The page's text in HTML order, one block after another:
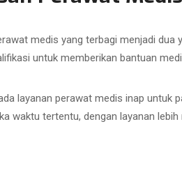
medis yang terbagi menjadi
untuk memberikan bantuan
layanan perawat medis inap untuk
waktu tertentu, dengan layanan